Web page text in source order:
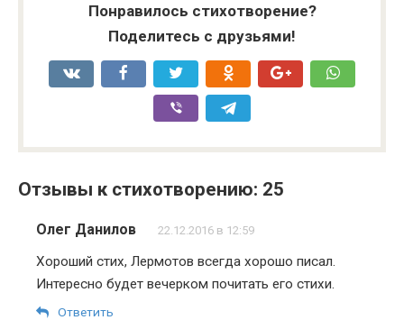
Понравилось стихотворение?
Поделитесь с друзьями!
Отзывы к стихотворению: 25
Олег Данилов 22.12.2016 в 12:59
Хороший стих, Лермотов всегда хорошо писал.
Интересно будет вечерком почитать его стихи.
Ответить